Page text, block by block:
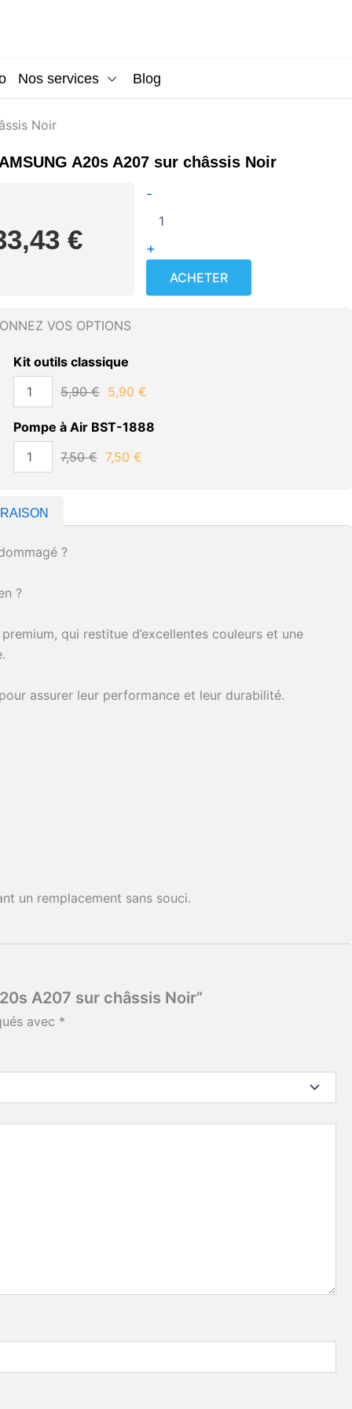
Nos services Blog
Noir
A20s A207 sur châssis Noir
€
-
Écran
A20s
châssis
+
ACHETER
VOS OPTIONS
Kit outils classique
5,90€ 5,90 €
Pompe à Air BST-1888
7,50€ 7,50 €
?
?
qui restitue d’excellentes couleurs et une
assurer leur performance et leur durabilité.
un remplacement sans souci.
A207 sur châssis Noir”
avec *